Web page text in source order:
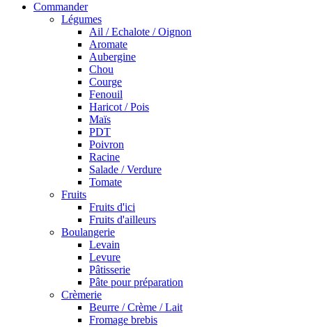
Commander
Légumes
Ail / Echalote / Oignon
Aromate
Aubergine
Chou
Courge
Fenouil
Haricot / Pois
Maïs
PDT
Poivron
Racine
Salade / Verdure
Tomate
Fruits
Fruits d'ici
Fruits d'ailleurs
Boulangerie
Levain
Levure
Pâtisserie
Pâte pour préparation
Crèmerie
Beurre / Crème / Lait
Fromage brebis